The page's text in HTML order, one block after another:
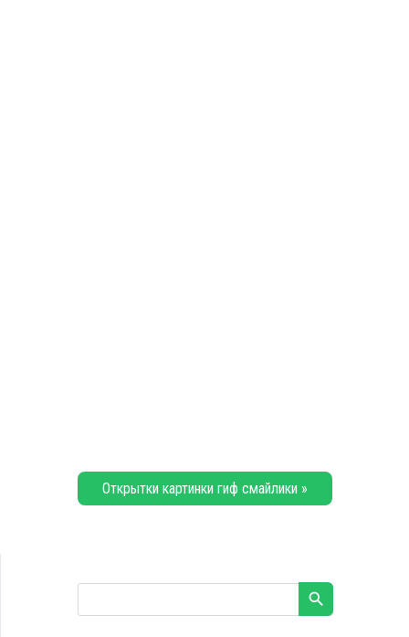
Открытки картинки гиф смайлики »